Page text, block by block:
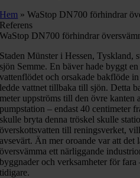
Hem »WaStop DN700 förhindrar
Referens
WaStop DN700 förhindrar
Staden Münster i Hessen, Tyskland,
sjön Semme. En bäver hade byggt
vattenflödet och orsakade bakflöde
ledde vattnet tillbaka till sjön. Detta
meter uppströms till den övre kanten
pumpstation – endast 40 centimeter
skulle bryta denna tröskel skulle
överskottsvatten till reningsverket,
avsevärt. Än mer oroande var att det
översvämma ett närliggande
byggnader och verksamheter för fara
tidigare.